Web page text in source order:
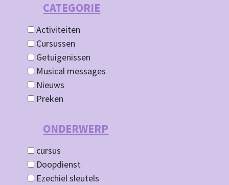
CATEGORIE
Activiteiten
Cursussen
Getuigenissen
Musical messages
Nieuws
Preken
ONDERWERP
cursus
Doopdienst
Ezechiël sleutels